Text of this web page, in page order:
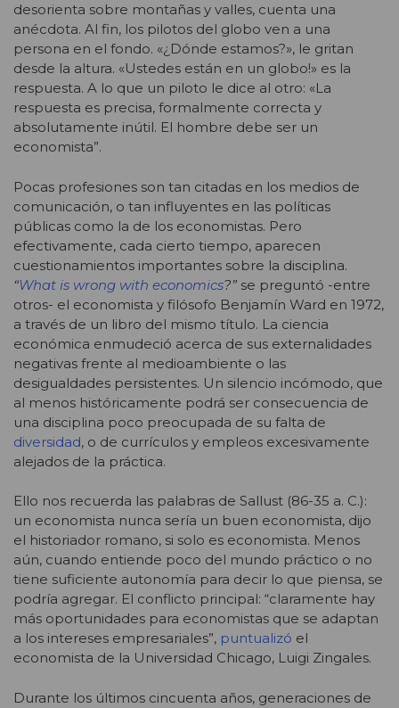
desorienta sobre montañas y valles, cuenta una
anécdota. Al fin, los pilotos del globo ven a una
persona en el fondo. «¿Dónde estamos?», le gritan
desde la altura. «Ustedes están en un globo!» es la
respuesta. A lo que un piloto le dice al otro: «La
respuesta es precisa, formalmente correcta y
absolutamente inútil. El hombre debe ser un
economista”.
Pocas profesiones son tan citadas en los medios de
comunicación, o tan influyentes en las políticas
públicas como la de los economistas. Pero
efectivamente, cada cierto tiempo, aparecen
cuestionamientos importantes sobre la disciplina.
“What is wrong with economics?” se preguntó -entre
otros- el economista y filósofo Benjamín Ward en 1972,
a través de un libro del mismo título. La ciencia
económica enmudeció acerca de sus externalidades
negativas frente al medioambiente o las
desigualdades persistentes. Un silencio incómodo, que
al menos históricamente podrá ser consecuencia de
una disciplina poco preocupada de su falta de
diversidad, o de currículos y empleos excesivamente
alejados de la práctica.
Ello nos recuerda las palabras de Sallust (86-35 a. C.):
un economista nunca sería un buen economista, dijo
el historiador romano, si solo es economista. Menos
aún, cuando entiende poco del mundo práctico o no
tiene suficiente autonomía para decir lo que piensa, se
podría agregar. El conflicto principal: “claramente hay
más oportunidades para economistas que se adaptan
a los intereses empresariales”, puntualizó el
economista de la Universidad Chicago, Luigi Zingales.
Durante los últimos cincuenta años, generaciones de